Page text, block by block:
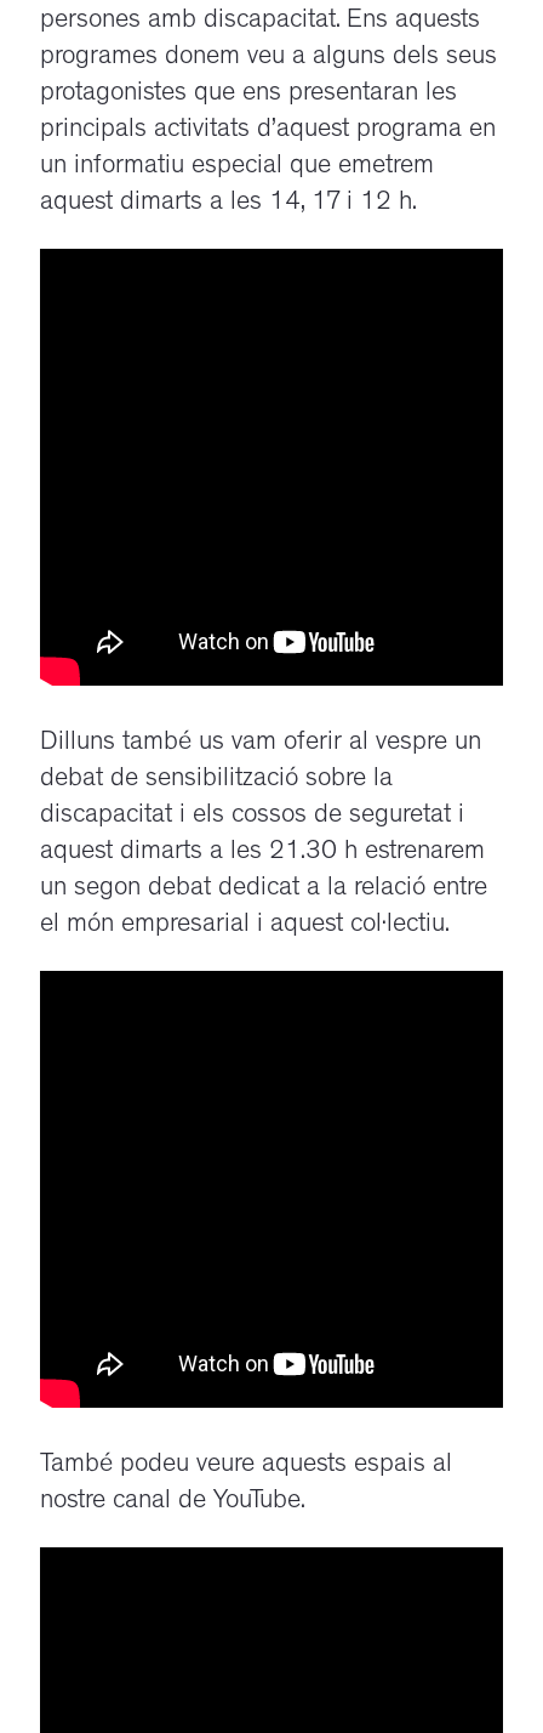
persones amb discapacitat. Ens aquests
programes donem veu a alguns dels seus
protagonistes que ens presentaran les
principals activitats d’aquest programa en
un informatiu especial que emetrem
aquest dimarts a les 14, 17 i 12 h.
Dilluns també us vam oferir al vespre un
debat de sensibilització sobre la
discapacitat i els cossos de seguretat i
aquest dimarts a les 21.30 h estrenarem
un segon debat dedicat a la relació entre
el món empresarial i aquest col·lectiu.
També podeu veure aquests espais al
nostre canal de YouTube.